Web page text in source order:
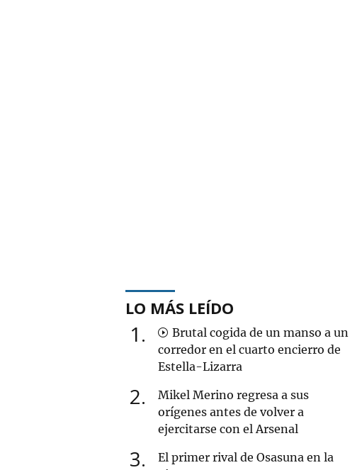
LO MÁS LEÍDO
1
Brutal cogida de un manso a un
corredor en el cuarto encierro de
Estella-Lizarra
2
Mikel Merino regresa a sus
orígenes antes de volver a
ejercitarse con el Arsenal
3
El primer rival de Osasuna en la